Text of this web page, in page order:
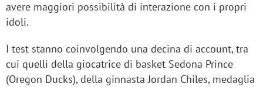
avere maggiori possibilità di interazione con i propri
idoli.
I test stanno coinvolgendo una decina di account, tra
cui quelli della giocatrice di basket Sedona Prince
(Oregon Ducks), della ginnasta Jordan Chiles, medaglia